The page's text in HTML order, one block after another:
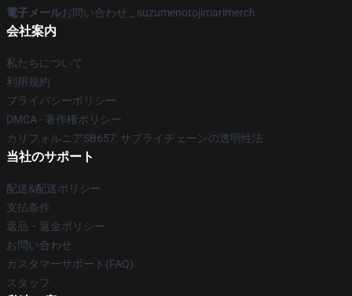
電子メールお問い合わせ _ suzumenotojimarimerch
会社案内
私たちについて
利用規約
プライバシーポリシー
DMCA - 著作権ポリシー
カリフォルニアSB657: サプライチェーンの透明性法
当社のサポート
配送&配送ポリシー
支払条件
返品・返金ポリシー
お問い合わせ
カスタマーサポート(FAQ)
スタッフ